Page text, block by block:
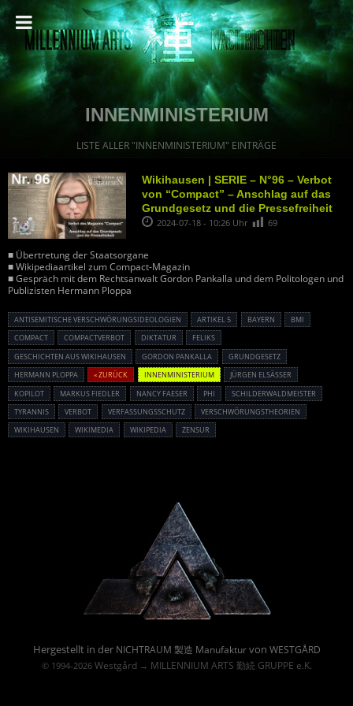
INNENMINISTERIUM
LISTE ALLER "INNENMINISTERIUM" EINTRÄGE
Wikihausen | SERIE – N°96 – Verbot
von “Compact” – Anschlag auf das
Grundgesetz und die Pressefreiheit
2024-07-18 - 10:26 Uhr 69
■ Übertretung der Staatsorgane
■ Wikipediaartikel zum Compact-Magazin
■ Gespräch mit dem Rechtsanwalt Gordon Pankalla und dem Politologen und
Publizisten Hermann Ploppa
ANTISEMITISCHE VERSCHWÖRUNGSIDEOLOGIEN ARTIKEL 5 BAYERN
BMI
COMPACT
COMPACTVERBOT DIKTATUR
FELIKS
GESCHICHTEN AUS WIKIHAUSEN
GORDON PANKALLA
GRUNDGESETZ
HERMANN PLOPPA
« ZURÜCK INNENMINISTERIUM
JÜRGEN ELSÄSSER
KOPILOT
MARKUS FIEDLER NANCY FAESER PHI
SCHILDERWALDMEISTER
TYRANNIS
VERBOT VERFASSUNGSSCHUTZ
VERSCHWÖRUNGSTHEORIEN
WIKIHAUSEN
WIKIMEDIA WIKIPEDIA ZENSUR
Hergestellt in der NICHTRAUM 製造 Manufakturvon WESTGÅRD
© 1994-2026 Westgård→ MILLENNIUM ARTS 勤続 GRUPPE e.K.
Powered By :